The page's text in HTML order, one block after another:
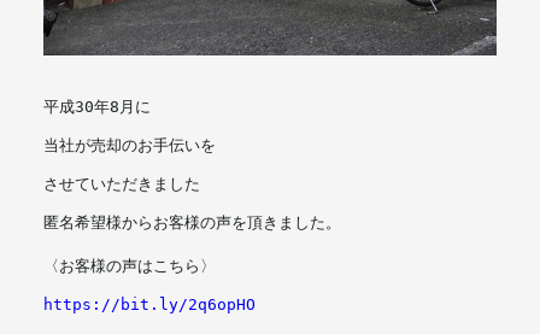
平成30年8月に
当社が売却のお手伝いを
させていただきました
匿名希望様からお客様の声を頂きました。
〈お客様の声はこちら〉
https://bit.ly/2q6opHO